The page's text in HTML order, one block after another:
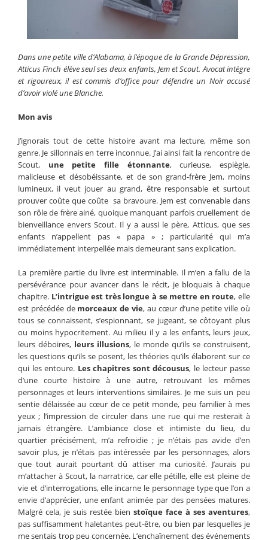
Dans une petite ville d’Alabama, à l’époque de la Grande Dépression,
Atticus Finch élève seul ses deux enfants, Jem et Scout. Avocat intègre
et rigoureux, il est commis d’office pour défendre un Noir accusé
d’avoir violé une Blanche.
Mon avis
J’ignorais tout de cette histoire avant ma lecture, même son
genre. Je sillonnais en terre inconnue. J’ai ainsi fait la rencontre de
Scout, une petite fille étonnante, curieuse, espiègle,
malicieuse et désobéissante, et de son grand-frère Jem, moins
lumineux, il veut jouer au grand, être responsable et surtout
prouver coûte que coûte sa bravoure. Jem est convenable dans
son rôle de frère ainé, quoique manquant parfois cruellement de
bienveillance envers Scout. Il y a aussi le père, Atticus, que ses
enfants n’appellent pas « papa » ; particularité qui m’a
immédiatement interpellée mais demeurant sans explication.
La première partie du livre est interminable. Il m’en a fallu de la
persévérance pour avancer dans le récit, je bloquais à chaque
chapitre. L’intrigue est très longue à se mettre en route, elle
est précédée de morceaux de vie, au cœur d’une petite ville où
tous se connaissent, s’espionnant, se jugeant, se côtoyant plus
ou moins hypocritement. Au milieu il y a les enfants, leurs jeux,
leurs déboires, leurs illusions, le monde qu’ils se construisent,
les questions qu’ils se posent, les théories qu’ils élaborent sur ce
qui les entoure. Les chapitres sont décousus, le lecteur passe
d’une courte histoire à une autre, retrouvant les mêmes
personnages et leurs interventions similaires. Je me suis un peu
sentie délaissée au cœur de ce petit monde, peu familier à mes
yeux ; l’impression de circuler dans une rue qui me resterait à
jamais étrangère. L’ambiance close et intimiste du lieu, du
quartier précisément, m’a refroidie ; je n’étais pas avide d’en
savoir plus, je n’étais pas intéressée par les personnages, alors
que tout aurait pourtant dû attiser ma curiosité. J’aurais pu
m’attacher à Scout, la narratrice, car elle pétille, elle est pleine de
vie et d’interrogations, elle incarne le personnage type que l’on a
envie d’apprécier, une enfant animée par des pensées matures.
Malgré cela, je suis restée bien stoïque face à ses aventures,
pas suffisamment haletantes peut-être, ou bien par lesquelles je
me sentais trop peu concernée. L’enchaînement des événements